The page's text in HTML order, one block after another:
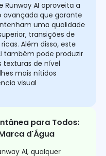
Runway AI aproveita a
avançada que garante
uma qualidade
transições de
Além disso, este
também pode produzir
texturas de nível
mais nítidos
visual
para Todos:
d'Água
AI, qualquer